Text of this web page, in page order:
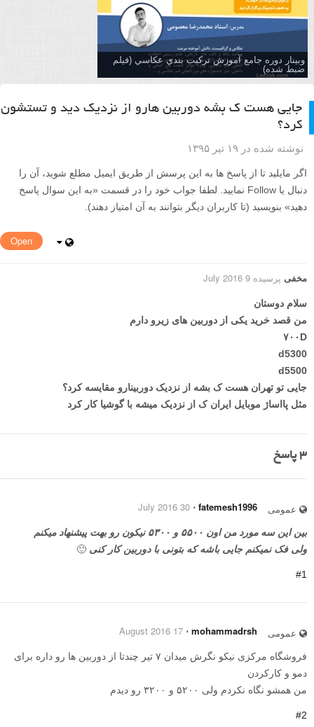
وبینار دوره جامع آموزش تركيب بندي عكاسي (فیلم
ضبط شده)
جایی هست ک بشه دوربین هارو از نزدیک دید و تستشون
کرد؟
نوشته شده در ۱۹ تیر ۱۳۹۵
اگر مایلید تا از پاسخ ها به این پرسش از طریق ایمیل مطلع شوید، آن را
دنبال یا Follow نمایید. لطفا جواب خود را در قسمت «به این سوال پاسخ
دهید» بنویسید (تا کاربران دیگر بتوانند به آن امتیاز دهند).
Open
مخفی پرسیده 9 July 2016
سلام دوستان
من قصد خرید یکی از دوربین های زیرو دارم
۷۰۰D
d5300
d5500
جایی تو تهران هست ک بشه از نزدیک دوربینارو مقایسه کرد؟
مثل پااساژ موبایل ایران ک از نزدیک میشه با گوشیا کار کرد
3پاسخ
عمومی fatemesh1996
⋅
30 July 2016
بین این سه مورد من اون ۵۵۰۰ و ۵۳۰۰ نیکون رو بهت پیشنهاد میکنم
ولی فک نمیکنم جایی باشه که بتونی با دوربین کار کنی 🙂
#1
عمومی mohammadrsh
⋅
17 August 2016
فروشگاه مرکزی نیکو نگرش میدان ۷ تیر چندتا از دوربین ها رو داره برای
دمو و کارکردن
من همشو نگاه نکردم ولی ۵۲۰۰ و ۳۲۰۰ رو دیدم
#2